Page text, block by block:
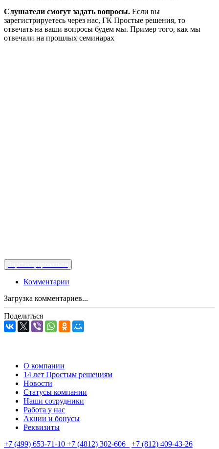
Слушатели смогут задать вопросы. Если вы
зарегистрируетесь через нас, ГК Простые решения, то
отвечать на ваши вопросы будем мы. Пример того, как мы
отвечали на прошлых семинарах
Комментарии
Загрузка комментариев...
Поделиться
О компании
14 лет Простым решениям
Новости
Статусы компании
Наши сотрудники
Работа у нас
Акции и бонусы
Реквизиты
+7 (499) 653-71-10 +7 (4812) 302-606
+7 (812) 409-43-26